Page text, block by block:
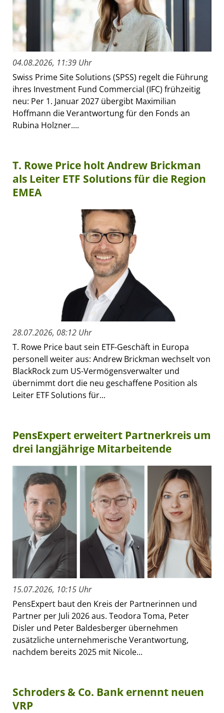
04.08.2026, 11:39 Uhr
Swiss Prime Site Solutions (SPSS) regelt die Führung
ihres Investment Fund Commercial (IFC) frühzeitig
neu: Per 1. Januar 2027 übergibt Maximilian
Hoffmann die Verantwortung für den Fonds an
Rubina Holzner....
T. Rowe Price holt Andrew Brickman
als Leiter ETF Solutions für die Region
EMEA
28.07.2026, 08:12 Uhr
T. Rowe Price baut sein ETF-Geschäft in Europa
personell weiter aus: Andrew Brickman wechselt von
BlackRock zum US-Vermögensverwalter und
übernimmt dort die neu geschaffene Position als
Leiter ETF Solutions für...
PensExpert erweitert Partnerkreis um
drei langjährige Mitarbeitende
15.07.2026, 10:15 Uhr
PensExpert baut den Kreis der Partnerinnen und
Partner per Juli 2026 aus. Teodora Toma, Peter
Disler und Peter Baldesberger übernehmen
zusätzliche unternehmerische Verantwortung,
nachdem bereits 2025 mit Nicole...
Schroders & Co. Bank ernennt neuen
VRP